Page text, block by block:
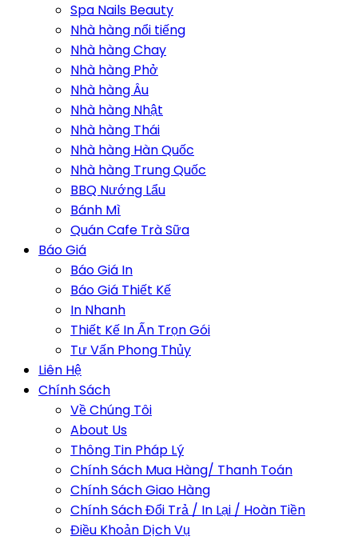
Spa Nails Beauty
Nhà hàng nổi tiếng
Nhà hàng Chay
Nhà hàng Phở
Nhà hàng Âu
Nhà hàng Nhật
Nhà hàng Thái
Nhà hàng Hàn Quốc
Nhà hàng Trung Quốc
BBQ Nướng Lẩu
Bánh Mì
Quán Cafe Trà Sữa
Báo Giá
Báo Giá In
Báo Giá Thiết Kế
In Nhanh
Thiết Kế In Ấn Trọn Gói
Tư Vấn Phong Thủy
Liên Hệ
Chính Sách
Về Chúng Tôi
About Us
Thông Tin Pháp Lý
Chính Sách Mua Hàng/ Thanh Toán
Chính Sách Giao Hàng
Chính Sách Đổi Trả / In Lại / Hoàn Tiền
Điều Khoản Dịch Vụ